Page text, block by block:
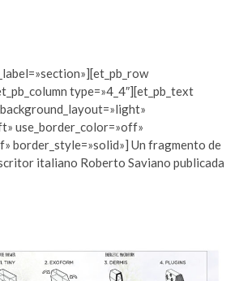
type=»4_4″][et_pb_text
use_border_color=»off»
border_style=»solid»] Un fragmento de
italiano Roberto Saviano publicada